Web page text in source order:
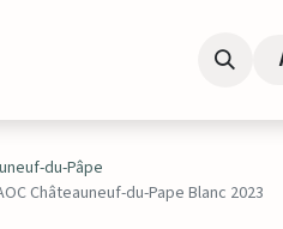
du-Pâpe
Châteauneuf-du-Pape Blanc 2023